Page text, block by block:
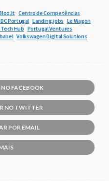
Centro de Competências
Portugal Landing.jobs Le Wagon
Hub Portugal Ventures
Volkswagen Digital Solutions
FACEBOOK
NO TWITTER
POR EMAIL